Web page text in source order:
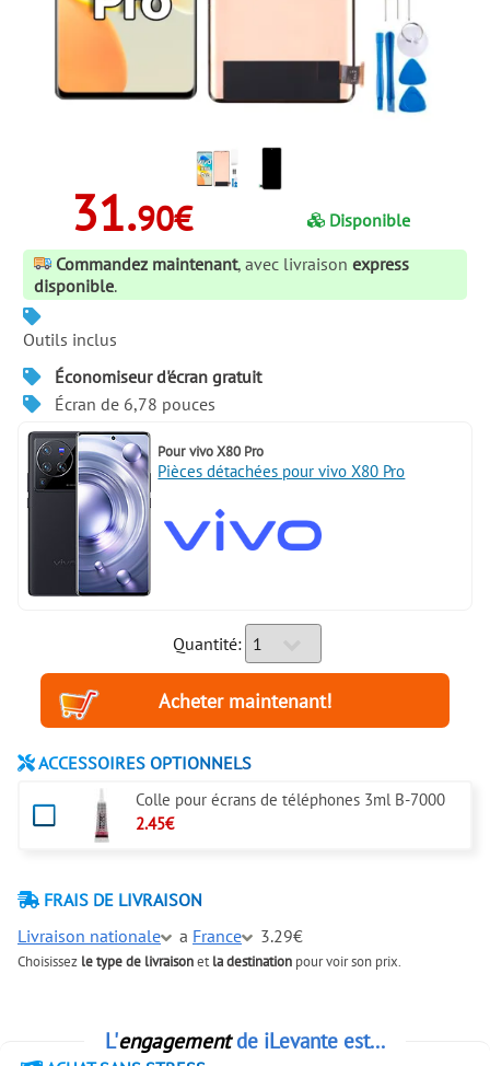
31.90€
Disponible
Commandez maintenant, avec livraison express
disponible.
Outils inclus
Économiseur d'écran gratuit
Écran de 6,78 pouces
Pour vivo X80 Pro
Pièces détachées pour vivo X80 Pro
Quantité:
ACCESSOIRES OPTIONNELS
Colle pour écrans de téléphones 3ml B-7000
2.45€
FRAIS DE LIVRAISON
Livraison nationale
a France 3.29€
Choisissez le type de livraisonetla destination pour voir son prix.
L'engagementde iLevante est...